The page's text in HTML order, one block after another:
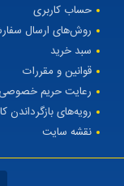
حساب کاربری
روش‌های ارسال
سبد خرید
قوانین و مقررات
رعایت حریم خصوصی
رویه‌های بازگرداندن
نقشه سایت